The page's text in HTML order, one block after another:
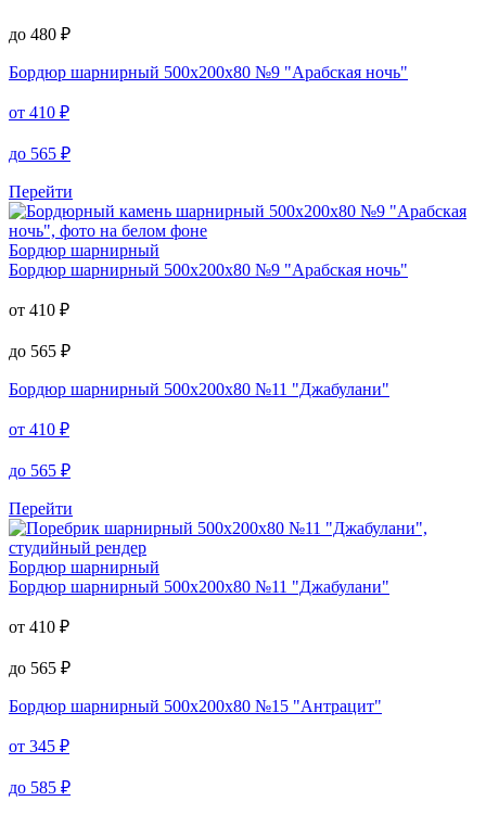
до 480 ₽
Бордюр шарнирный 500х200х80 №9 "Арабская ночь"
от 410 ₽
до 565 ₽
Перейти
Бордюр шарнирный
Бордюр шарнирный 500х200х80 №9 "Арабская ночь"
от 410 ₽
до 565 ₽
Бордюр шарнирный 500х200х80 №11 "Джабулани"
от 410 ₽
до 565 ₽
Перейти
Бордюр шарнирный
Бордюр шарнирный 500х200х80 №11 "Джабулани"
от 410 ₽
до 565 ₽
Бордюр шарнирный 500х200х80 №15 "Антрацит"
от 345 ₽
до 585 ₽